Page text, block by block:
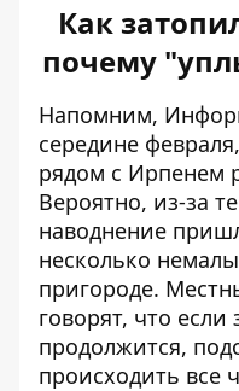
Как
почему
Напомним,
середине
рядом с Ирпенем
Вероятно, из-за
наводнение
несколько
пригороде.
говорят, что
продолжится,
происходить все